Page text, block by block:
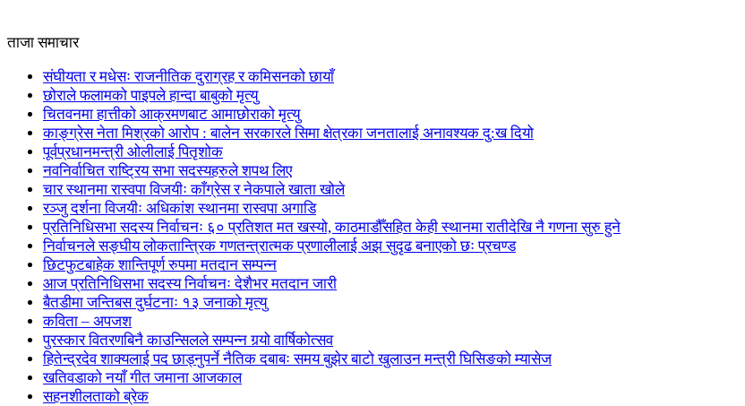
ताजा समाचार
संघीयता र मधेसः राजनीतिक दुराग्रह र कमिसनको छायाँ
छोराले फलामको पाइपले हान्दा बाबुको मृत्यु
चितवनमा हात्तीको आक्रमणबाट आमाछोराको मृत्यु
काङ्ग्रेस नेता मिश्रको आरोप : बालेन सरकारले सिमा क्षेत्रका जनतालाई अनावश्यक दु:ख दियो
पूर्वप्रधानमन्त्री ओलीलाई पितृशोक
नवनिर्वाचित राष्ट्रिय सभा सदस्यहरुले शपथ लिए
चार स्थानमा रास्वपा विजयीः काँग्रेस र नेकपाले खाता खोले
रञ्जु दर्शना विजयीः अधिकांश स्थानमा रास्वपा अगाडि
प्रतिनिधिसभा सदस्य निर्वाचनः ६० प्रतिशत मत खस्यो, काठमाडौँसहित केही स्थानमा रातीदेखि नै गणना सुरु हुने
निर्वाचनले सङ्घीय लोकतान्त्रिक गणतन्त्रात्मक प्रणालीलाई अझ सुदृढ बनाएको छः प्रचण्ड
छिटफुटबाहेक शान्तिपूर्ण रुपमा मतदान सम्पन्न
आज प्रतिनिधिसभा सदस्य निर्वाचनः देशैभर मतदान जारी
बैतडीमा जन्तिबस दुर्घटनाः १३ जनाको मृत्यु
कविता – अपजश
पुरस्कार वितरणबिनै काउन्सिलले सम्पन्न गर्‍यो वार्षिकोत्सव
हितेन्द्रदेव शाक्यलाई पद छाड्नुपर्ने नैतिक दबाबः समय बुझेर बाटो खुलाउन मन्त्री घिसिङको म्यासेज
खतिवडाको नयाँ गीत जमाना आजकाल
सहनशीलताको ब्रेक